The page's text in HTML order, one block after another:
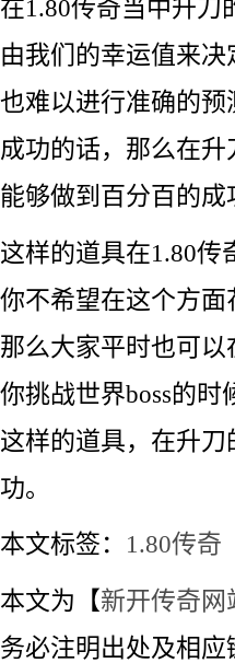
在1.80传奇当中升刀
由我们的幸运值来
也难以进行准确的
成功的话，那么在
能够做到百分百的成
这样的道具在1.80传
你不希望在这个方
那么大家平时也可
你挑战世界boss的
这样的道具，在升
功。
本文标签： 1.80传奇
本文为【新开传奇网
务必注明出处及相应